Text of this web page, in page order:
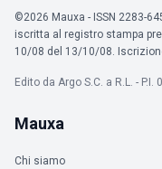
©2026 Mauxa - ISSN 2283-
iscritta al registro stampa
10/08 del 13/10/08.
Edito da Argo S.C. a R.L. - P.I.
Mauxa
Chi siamo